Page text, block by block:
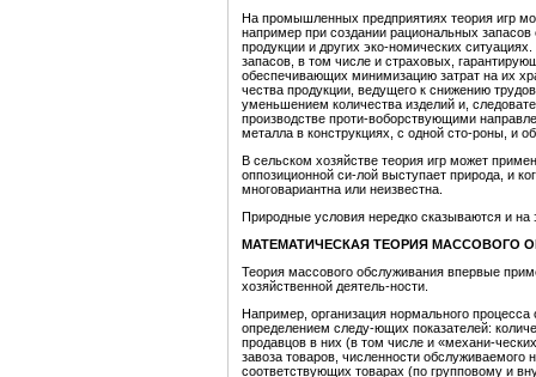
На промышленных предприятиях теория игр
например при создании рациональных
продукции и других эко-номических
запасов, в том числе и страховых,
обеспечивающих минимизацию затрат на их
чества продукции, ведущего к снижению
уменьшением количества изделий и,
производстве проти-воборствующими
металла в конструкциях, с одной сто-роны, и
В сельском хозяйстве теория игр может
оппозиционной си-лой выступает природа, и
многовариантна или неизвестна.
Природные условия нередко сказываются и
МАТЕМАТИЧЕСКАЯ ТЕОРИЯ МАССОВОГО
Теория массового обслуживания впервые
хозяйственной деятель-ности.
Например, организация нормального
определением следу-ющих показателей:
продавцов в них (в том числе и «механи-
завоза товаров, численности
соответствующих товарах (по групповому и